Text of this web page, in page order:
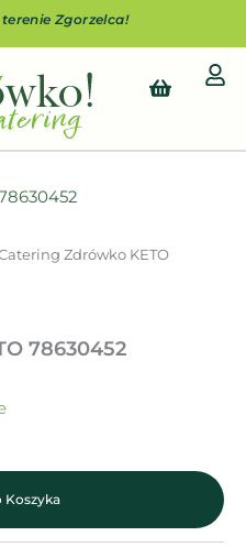
Zgorzelca!
Cart
Zdrówko KETO
78630452
Koszyka